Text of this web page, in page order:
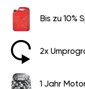
Bis zu 10%
2x
1 Jahr